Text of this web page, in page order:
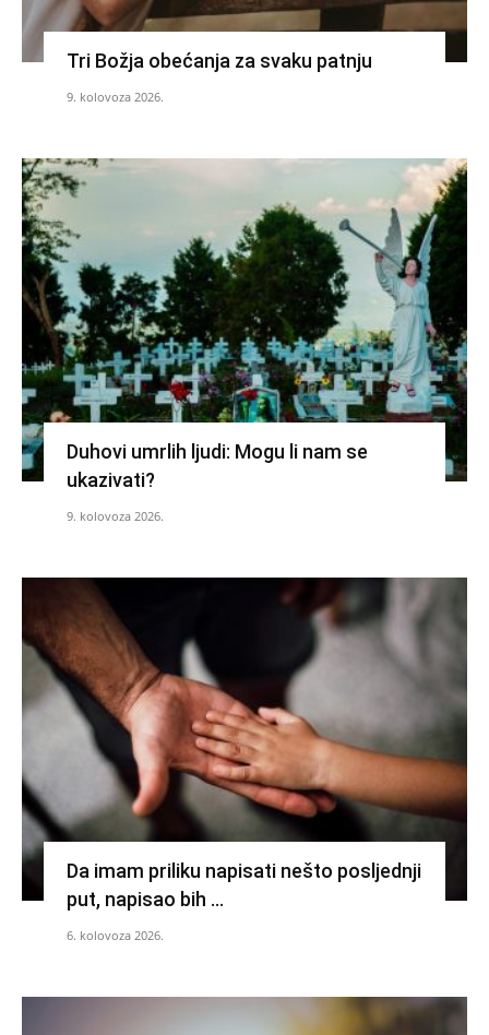
Tri Božja obećanja za svaku patnju
9. kolovoza 2026.
Duhovi umrlih ljudi: Mogu li nam se
ukazivati?
9. kolovoza 2026.
Da imam priliku napisati nešto posljednji
put, napisao bih …
6. kolovoza 2026.